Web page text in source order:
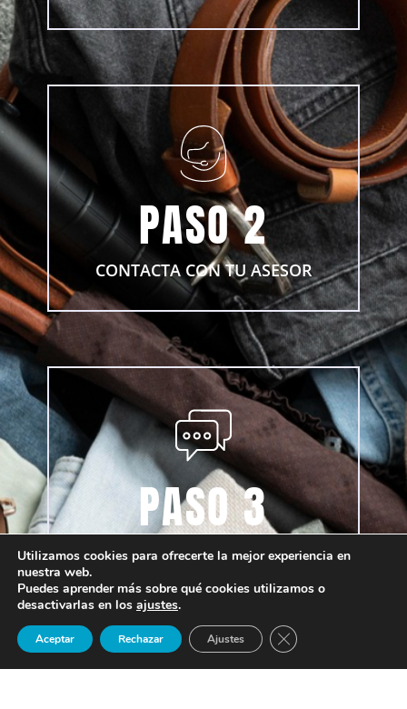
PASO 2
CONTACTA CON TU ASESOR
CONTACTA CON TU
ASESOR
Lorem ipsum dolor sit amet conse ctetur
adipisicing elit, sed do eiusmod.
+ INFO
PASO 3
RESUELVE TUS DUDAS
RESUELVE TUS DUDAS
Lorem ipsum dolor sit amet conse ctetur
adipisicing elit, sed do eiusmod.
+ INFO
SOLICITAR
INFORMACIÓN
ENVÍANOS UN
WHATSAPP
Utilizamos cookies para ofrecerte la mejor experiencia en
nuestra web.
Puedes aprender más sobre qué cookies utilizamos o
desactivarlas en los ajustes.
Aceptar Rechazar Ajustes Cerrar el banner de